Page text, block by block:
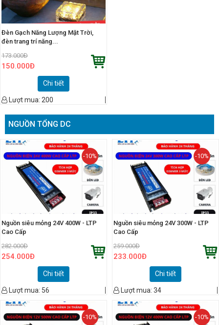
Đèn Gạch Năng Lượng Mặt Trời,
đèn trang trí năng...
173.000Đ
150.000Đ
Chi tiết
Lượt mua: 200
NGUỒN TỔNG DC
-10%
Nguồn siêu mỏng 24V 400W - LTP
Cao Cấp
282.000Đ
254.000Đ
Chi tiết
Lượt mua: 56
-10%
Nguồn siêu mỏng 24V 300W - LTP
Cao Cấp
259.000Đ
233.000Đ
Chi tiết
Lượt mua: 34
-10% -10%